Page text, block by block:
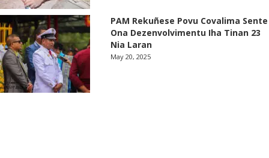
PAM Rekuñese Povu Covalima Sente
Ona Dezenvolvimentu Iha Tinan 23
Nia Laran
May 20, 2025